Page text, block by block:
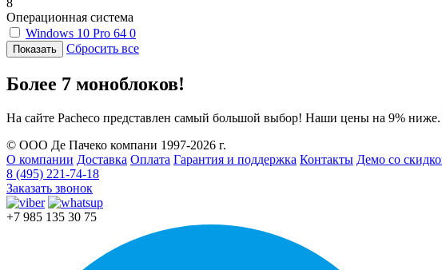
Операционная система
Windows 10 Pro 64 0
Сбросить все
Более 7 моноблоков!
На сайте Pacheco представлен самый большой выбор! Наши цены на 9%
© ООО Де Пачеко компани 1997-2026 г.
О компании Доставка Оплата Гарантия и поддержка Контакты Демо со
8 (495) 221-74-18
Заказать звонок
+7 985 135 30 75